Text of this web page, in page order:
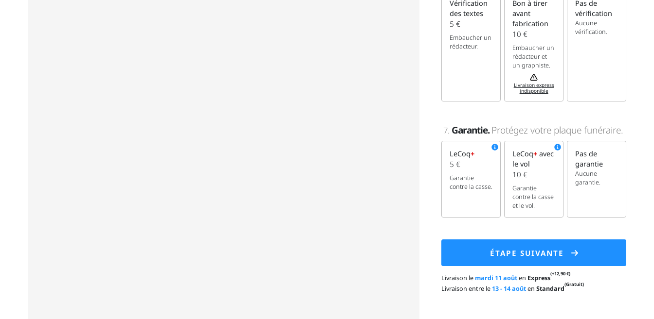
Vérification
des textes
5 €
Embaucher un
rédacteur.
Bon à tirer
avant
fabrication
10 €
Embaucher un
rédacteur et
un graphiste.
Livraison express
indisponible
Pas de
vérification
Aucune
vérification.
7. Garantie. Protégez votre plaque funéraire.
LeCoq+
5 €
Garantie
contre la casse.
LeCoq+avec
le vol
10 €
Garantie
contre la casse
et le vol.
Pas de
garantie
Aucune
garantie.
ÉTAPE SUIVANTE
Livraison le mardi 11 aoûten Express(+12,90 €)
Livraison entre le 13 - 14 aoûtenStandard(Gratuit)